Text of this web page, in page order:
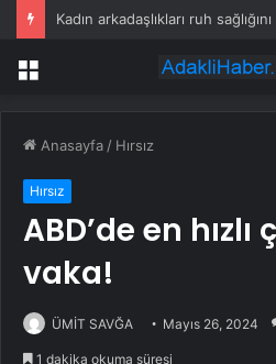
Kadın arkadaşlıkları ruh
Menü
Anasayfa / Hırsız
Hırsız
ABD’de en hızlı
vaka!
ÜMİT SAVĞA Mayıs 26, 2024
1 dakika okuma süresi